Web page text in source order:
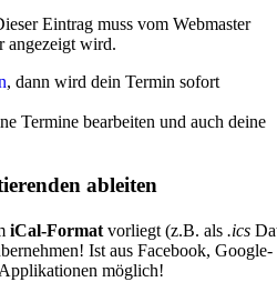
Eintrag muss vom Webmaster
angezeigt wird.
, dann wird dein Termin sofort
Termine bearbeiten und auch deine
ableiten
iCal-Formatvorliegt (z.B. als .ics
Ist aus Facebook, Google-
möglich!